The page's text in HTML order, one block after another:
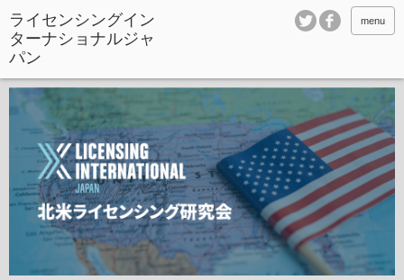
ライセンシングイン
ターナショナルジャ
パン
menu